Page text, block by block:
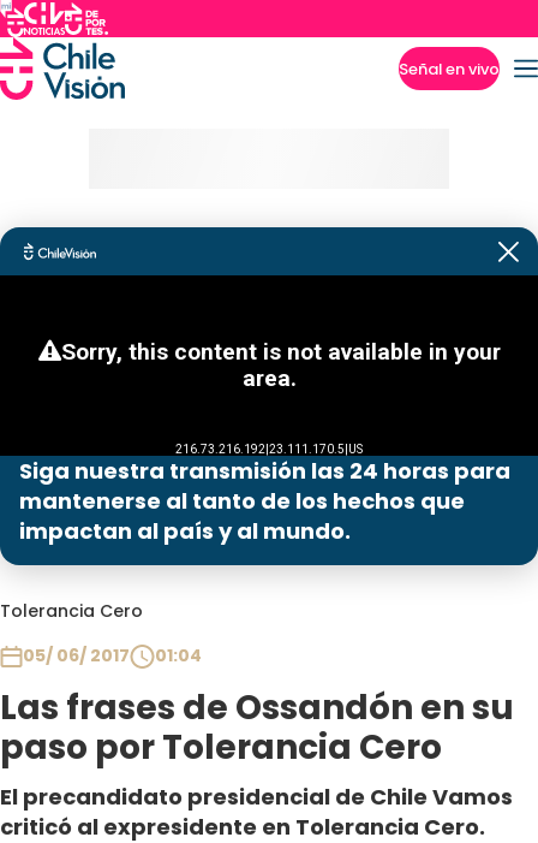
Señal en vivo
Siga nuestra transmisión las 24 horas para
mantenerse al tanto de los hechos que
impactan al país y al mundo.
Tolerancia Cero
05/ 06/ 2017
01:04
Las frases de Ossandón en su
paso por Tolerancia Cero
El precandidato presidencial de Chile Vamos
criticó al expresidente en Tolerancia Cero.
Programas
Club De La Comedia
Contigo en Directo
Plan Perfecto
El Tiempo
Sabingo
Todos Los Programas